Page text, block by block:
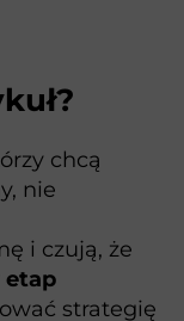
chcą
nie
i czują, że
etap
strategię